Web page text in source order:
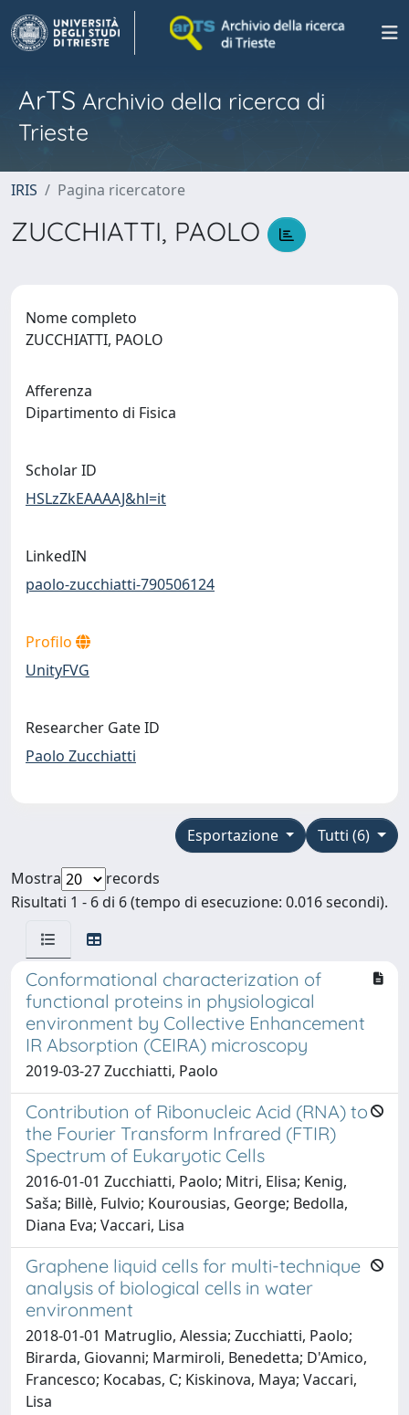
ArTS Archivio della ricerca di
Trieste
IRIS Pagina ricercatore
ZUCCHIATTI, PAOLO
Nome completo
ZUCCHIATTI, PAOLO
Afferenza
Dipartimento di Fisica
Scholar ID
HSLzZkEAAAAJ&hl=it
LinkedIN
paolo-zucchiatti-790506124
Profilo
UnityFVG
Researcher Gate ID
Paolo Zucchiatti
Tutti (6)
Esportazione
Mostra
records
Risultati 1 - 6 di 6 (tempo di esecuzione: 0.016 secondi).
Conformational characterization of
functional proteins in physiological
environment by Collective Enhancement
IR Absorption (CEIRA) microscopy
2019-03-27 Zucchiatti, Paolo
Contribution of Ribonucleic Acid (RNA) to
the Fourier Transform Infrared (FTIR)
Spectrum of Eukaryotic Cells
2016-01-01 Zucchiatti, Paolo; Mitri, Elisa; Kenig,
Saša; Billè, Fulvio; Kourousias, George; Bedolla,
Diana Eva; Vaccari, Lisa
Graphene liquid cells for multi-technique
analysis of biological cells in water
environment
2018-01-01 Matruglio, Alessia; Zucchiatti, Paolo;
Birarda, Giovanni; Marmiroli, Benedetta; D'Amico,
Francesco; Kocabas, C; Kiskinova, Maya; Vaccari,
Lisa